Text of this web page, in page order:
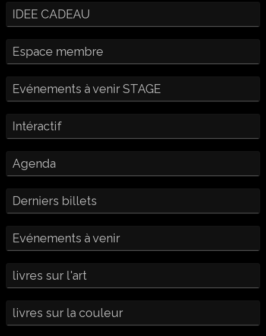
IDEE CADEAU
Espace membre
Evénements à venir STAGE
Intéractif
Agenda
Derniers billets
Evénements à venir
livres sur l'art
livres sur la couleur